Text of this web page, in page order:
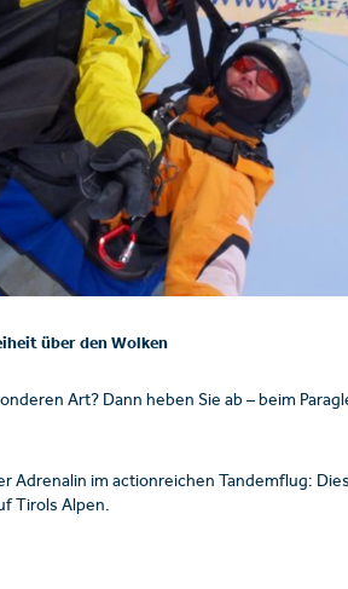
über den Wolken
Art? Dann heben Sie ab – beim
Adrenalin im actionreichen Tandemflug:
Tirols Alpen.